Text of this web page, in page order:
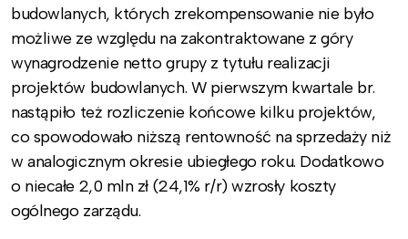
budowlanych, których zrekompensowanie nie było
możliwe ze względu na zakontraktowane z góry
wynagrodzenie netto grupy z tytułu realizacji
projektów budowlanych. W pierwszym kwartale br.
nastąpiło też rozliczenie końcowe kilku projektów,
co spowodowało niższą rentowność na sprzedaży niż
w analogicznym okresie ubiegłego roku. Dodatkowo
o niecałe 2,0 mln zł (24,1% r/r) wzrosły koszty
ogólnego zarządu.